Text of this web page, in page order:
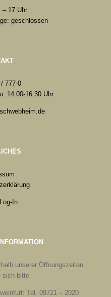
– 17 Uhr
geschlossen
777-0
14:00-16:30 Uhr
In
unserer Öffnungszeiten
sich bitte
Tel. 09721 – 2020